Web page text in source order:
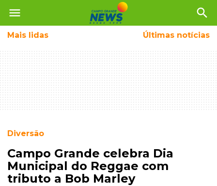
menu search
Mais lidas Últimas notícias
Diversão
Campo Grande celebra Dia
Municipal do Reggae com
tributo a Bob Marley